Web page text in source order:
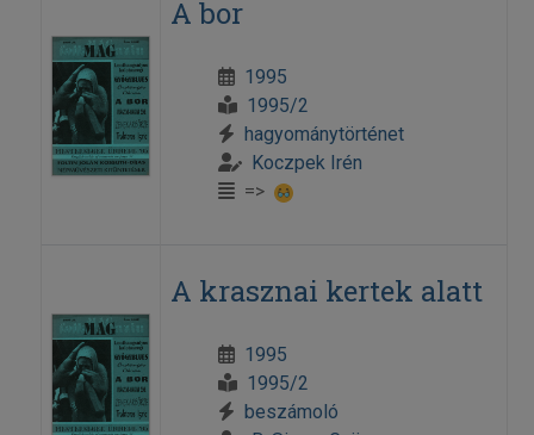
A bor
1995
1995/2
hagyománytörténet
Koczpek Irén
=>
A krasznai kertek alatt
1995
1995/2
beszámoló